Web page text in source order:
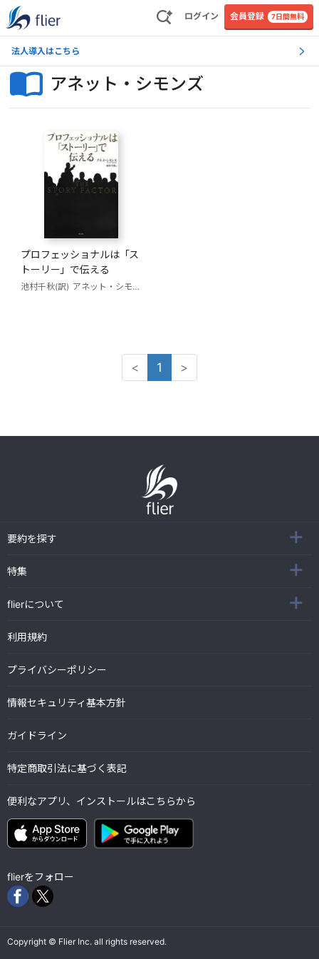
ログイン 会員登録 7日間無料
法人導入はこちら
アネット・シモンズ
プロフェッショナルは「ス
トーリー」で伝える
池村千秋(訳) アネット・シモンズ
< 1 >
要約を探す
特集
flierについて
利用規約
プライバシーポリシー
情報セキュリティ基本方針
ガイドライン
特定商取引法に基づく表記
便利なアプリ、インストールはこちらから
flierをフォロー
Copyright © Flier Inc. all rights reserved.